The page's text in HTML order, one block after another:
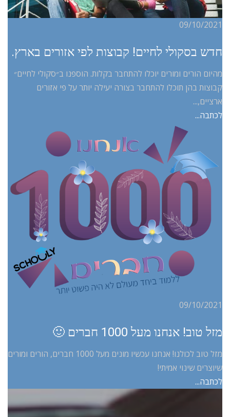
09/10/2021
חדש בסקולי לחיים! קבוצות לפי אזורים בארץ.
מהיום הורים ומורים יוכלו להתחבר בקלות. הוספנו ב״סקולי לחיים״
קבוצות בהן תוכלו להתחבר בצורה יעילה יותר על פי אזורים
ארציים,...
לכתבה...
09/10/2021
מזל טוב! אנחנו מעל 1000 חברים 🙂
מזל טוב לכולנו! אנחנו עכשיו מונים מעל 1000 חברים, הורים ומורים
שיוצרים שינוי אמיתי!
לכתבה...